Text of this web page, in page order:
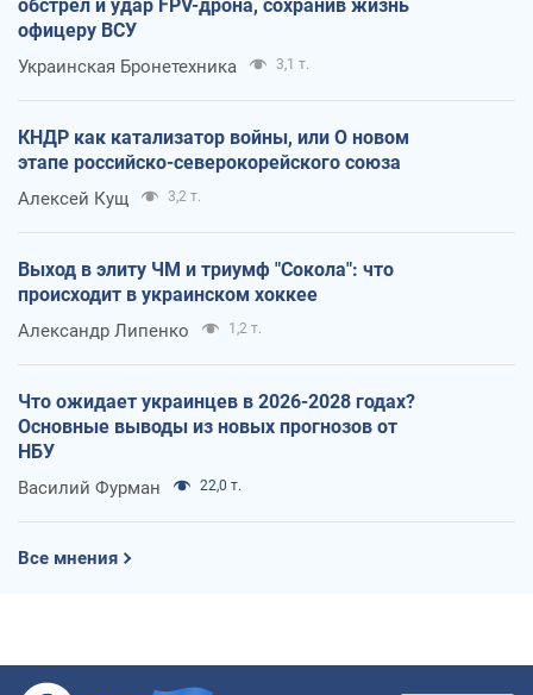
обстрел и удар FPV-дрона, сохранив жизнь
офицеру ВСУ
Украинская Бронетехника 3,1 т.
КНДР как катализатор войны, или О новом
этапе российско-северокорейского союза
Алексей Кущ 3,2 т.
Выход в элиту ЧМ и триумф "Сокола": что
происходит в украинском хоккее
Александр Липенко 1,2 т.
Что ожидает украинцев в 2026-2028 годах?
Основные выводы из новых прогнозов от
НБУ
Василий Фурман 22,0 т.
Все мнения